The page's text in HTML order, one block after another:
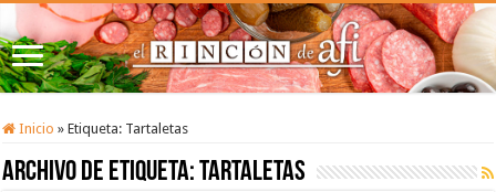
Inicio » Etiqueta: Tartaletas
Archivo de etiqueta:Tartaletas